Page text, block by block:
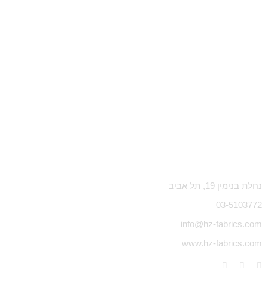
נחלת בנימין 19, תל אביב
03-5103772
info@hz-fabrics.com
www.hz-fabrics.com